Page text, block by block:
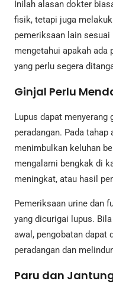
Inilah alasan dokter
fisik, tetapi juga
pemeriksaan lain sesuai
mengetahui apakah ada
yang perlu segera
Ginjal Perlu
Lupus dapat menyerang
peradangan. Pada
menimbulkan keluhan
mengalami bengkak di
meningkat, atau hasil
Pemeriksaan urine dan
yang dicurigai lupus.
awal, pengobatan dapat
peradangan dan
Paru dan